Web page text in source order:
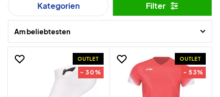
Kategorien Filter
Am beliebtesten
OUTLET
- 30%
OUTLET
- 53%